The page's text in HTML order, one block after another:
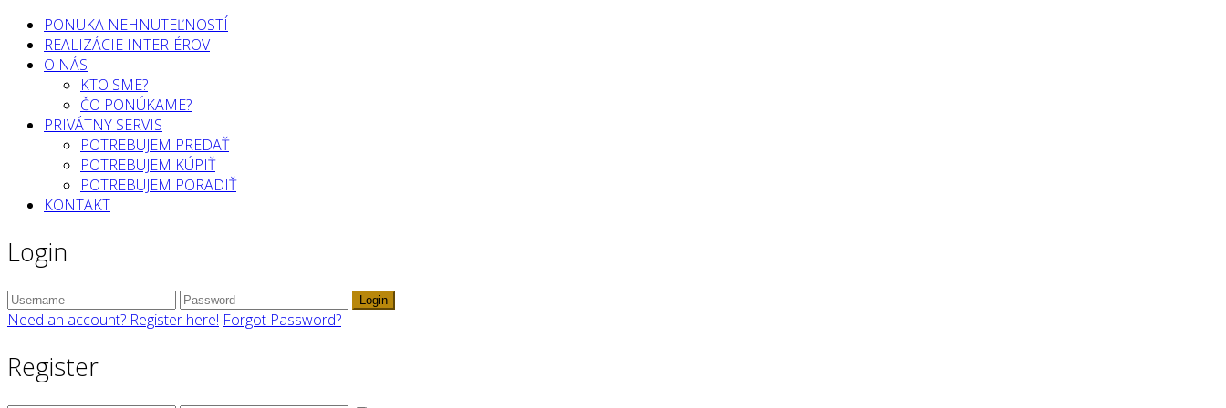
PONUKA NEHNUTEĽNOSTÍ
REALIZÁCIE INTERIÉROV
O NÁS
KTO SME?
ČO PONÚKAME?
PRIVÁTNY SERVIS
POTREBUJEM PREDAŤ
POTREBUJEM KÚPIŤ
POTREBUJEM PORADIŤ
KONTAKT
Login
Login
Need an account? Register here! Forgot Password?
Register